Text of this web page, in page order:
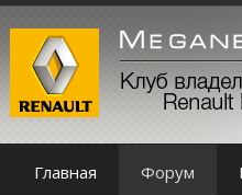
Главная Форум